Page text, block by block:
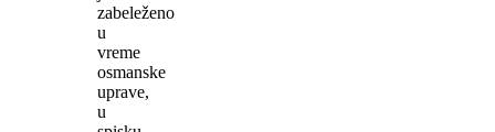
zabeleženo
u
vreme
osmanske
uprave,
u